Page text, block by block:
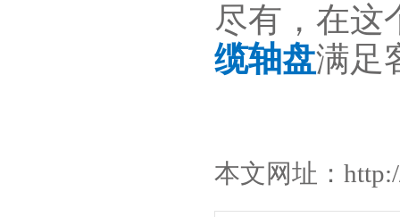
尽有，在这
缆轴盘满足
本文网址：